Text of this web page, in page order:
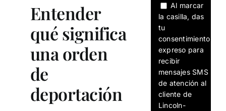
Entender
qué significa
una orden
de
deportación
Al marcar
la casilla, das
tu
consentimiento
expreso para
recibir
mensajes SMS
de atención al
cliente de
Lincoln-